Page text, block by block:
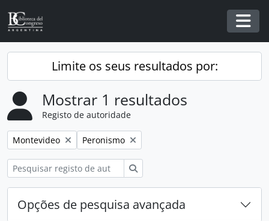
Skip to main content
Limite os seus resultados por:
Mostrar 1 resultados
Registo de autoridade
Remover filtro:
Montevideo Remover filtro:
Peronismo
Opções de pesquisa avançada